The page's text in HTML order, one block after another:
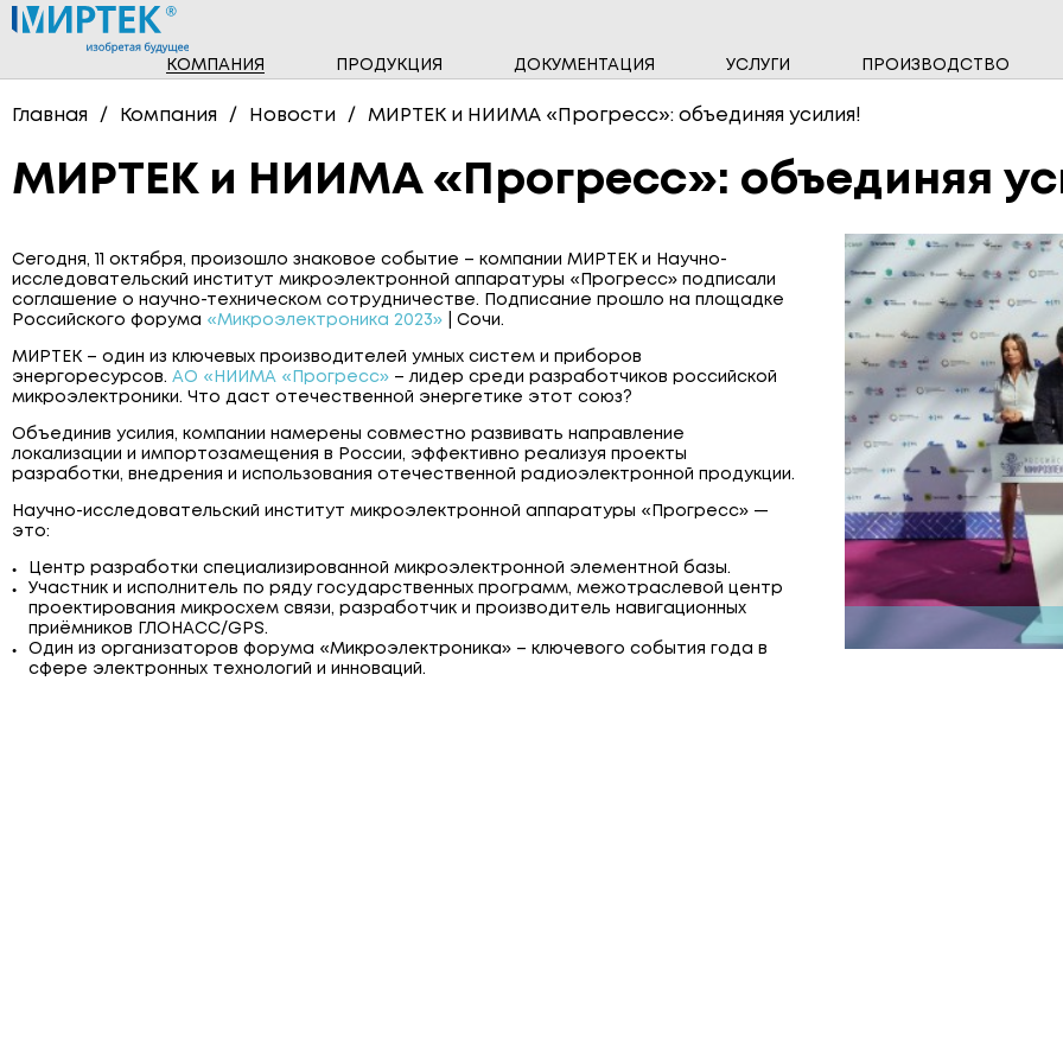
КОМПАНИЯ
НОВОСТИ НАМ ДОВЕРЯЮТ
ПРОДУКЦИЯ
ПРОГРАММНОЕ ОБЕСПЕЧЕНИЕ ВЫСОКОВОЛЬТНЫЕ ПРИБОРЫ
ДОКУМЕНТАЦИЯ УСЛУГИ ПРОИЗВОДСТВО
Главная Компания Новости МИРТЕК и НИИМА «Прогресс»: объединяя усилия!
МИРТЕК и НИИМА «Прогресс»: объединяя
Сегодня, 11 октября, произошло знаковое событие – компании МИРТЕК и Научно-
исследовательский институт микроэлектронной аппаратуры «Прогресс» подписали
соглашение о научно-техническом сотрудничестве. Подписание прошло на площадке
Российского форума «Микроэлектроника 2023» | Сочи.
МИРТЕК – один из ключевых производителей умных систем и приборов
энергоресурсов. АО «НИИМА «Прогресс» – лидер среди разработчиков российской
микроэлектроники. Что даст отечественной энергетике этот союз?
Объединив усилия, компании намерены совместно развивать направление
локализации и импортозамещения в России, эффективно реализуя проекты
разработки, внедрения и использования отечественной радиоэлектронной продукции.
Научно-исследовательский институт микроэлектронной аппаратуры «Прогресс» —
это:
Центр разработки специализированной микроэлектронной элементной базы.
Участник и исполнитель по ряду государственных программ, межотраслевой центр
проектирования микросхем связи, разработчик и производитель навигационных
приёмников ГЛОНАСС/GPS.
Один из организаторов форума «Микроэлектроника» – ключевого события года в
сфере электронных технологий и инноваций.